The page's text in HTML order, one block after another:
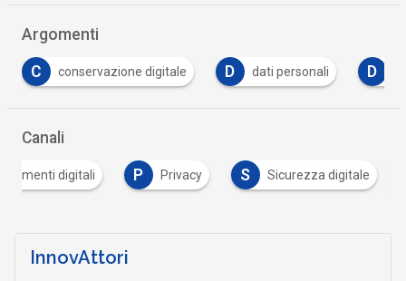
Argomenti
D dati personali D DPO T Tutto su GDPR
Canali
digitali P Privacy S Sicurezza digitale
InnovAttori